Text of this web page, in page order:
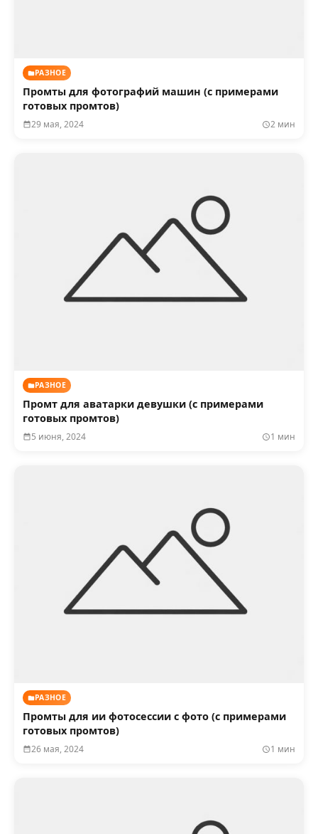
РАЗНОЕ
Промты для фотографий машин (с примерами
готовых промтов)
29 мая, 2024 2 мин
РАЗНОЕ
Промт для аватарки девушки (с примерами
готовых промтов)
5 июня, 2024 1 мин
РАЗНОЕ
Промты для ии фотосессии с фото (с примерами
готовых промтов)
26 мая, 2024 1 мин